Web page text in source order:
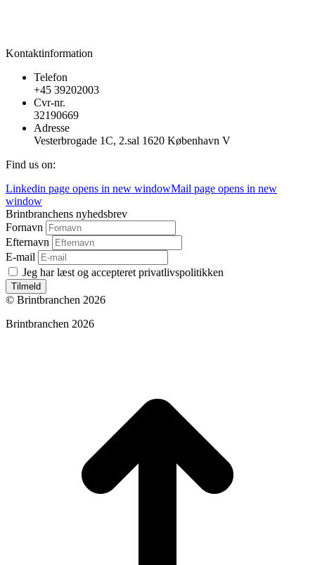
Kontaktinformation
Telefon
+45 39202003
Cvr-nr.
32190669
Adresse
Vesterbrogade 1C, 2.sal 1620 København V
Find us on:
Linkedin page opens in new windowMail page opens in new
window
Brintbranchens nyhedsbrev
Fornavn
Efternavn
E-mail
Jeg har læst og accepteret privatlivspolitikken
Tilmeld
© Brintbranchen 2026
Brintbranchen 2026